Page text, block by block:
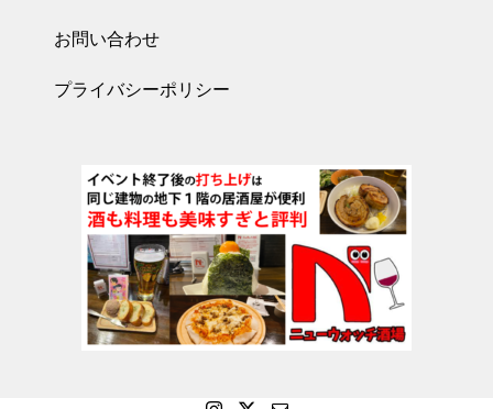
お問い合わせ
プライバシーポリシー